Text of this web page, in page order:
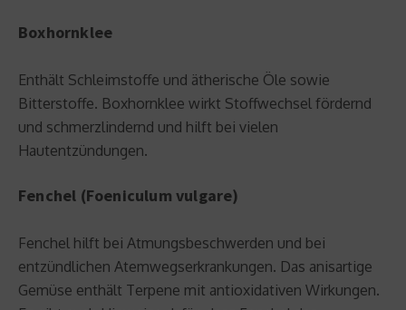
Boxhornklee
Enthält Schleimstoffe und ätherische Öle sowie
Bitterstoffe. Boxhornklee wirkt Stoffwechsel fördernd
und schmerzlindernd und hilft bei vielen
Hautentzündungen.
Fenchel (Foeniculum vulgare)
Fenchel hilft bei Atmungsbeschwerden und bei
entzündlichen Atemwegserkrankungen. Das anisartige
Gemüse enthält Terpene mit antioxidativen Wirkungen.